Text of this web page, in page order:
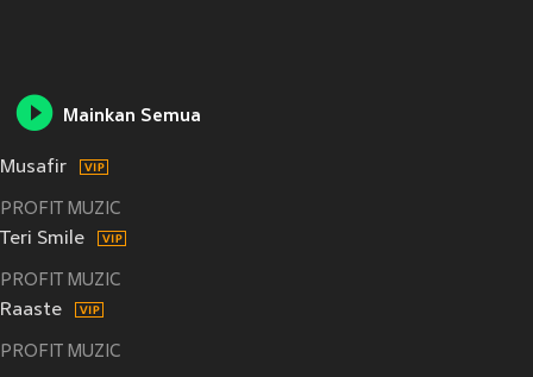
Mainkan Semua
Musafir
PROFIT MUZIC
Teri Smile
PROFIT MUZIC
Raaste
PROFIT MUZIC